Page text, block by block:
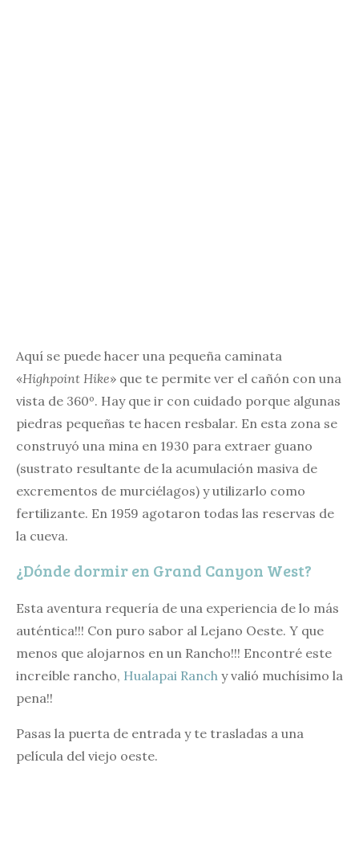
Aquí se puede hacer una pequeña caminata
«Highpoint Hike» que te permite ver el cañón con una
vista de 360º. Hay que ir con cuidado porque algunas
piedras pequeñas te hacen resbalar. En esta zona se
construyó una mina en 1930 para extraer guano
(sustrato resultante de la acumulación masiva de
excrementos de murciélagos) y utilizarlo como
fertilizante. En 1959 agotaron todas las reservas de
la cueva.
¿Dónde dormir en Grand Canyon West?
Esta aventura requería de una experiencia de lo más
auténtica!!! Con puro sabor al Lejano Oeste. Y que
menos que alojarnos en un Rancho!!! Encontré este
increíble rancho, Hualapai Ranch y valió muchísimo la
pena!!
Pasas la puerta de entrada y te trasladas a una
película del viejo oeste.